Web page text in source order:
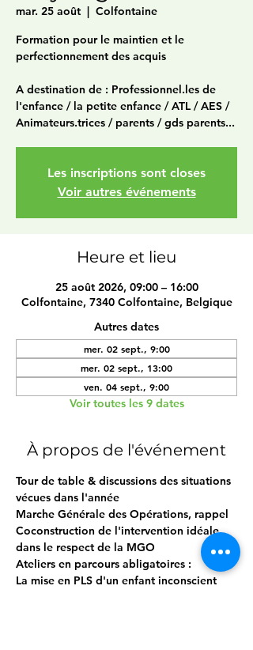
mar. 25 août
  |
Colfontaine
Formation pour le maintien et le
perfectionnement des acquis
A destination de : Professionnel.les de
l'enfance / la petite enfance / ATL / AES /
Animateurs.trices / parents / gds parents...
Les inscriptions sont closes
Voir autres événements
Heure et lieu
25 août 2026, 09:00 – 16:00
Colfontaine, 7340 Colfontaine, Belgique
Autres dates
mer. 02 sept., 9:00
mer. 02 sept., 13:00
ven. 04 sept., 9:00
Voir toutes les 9 dates
À propos de l'événement
Tour de table & discussions des situations
vécues dans l'année
Marche Générale des Opérations, rappel
Coconstruction de l'intervention idéale
dans le respect de la MGO
Ateliers en parcours abligatoires :
La mise en PLS d'un enfant inconscient